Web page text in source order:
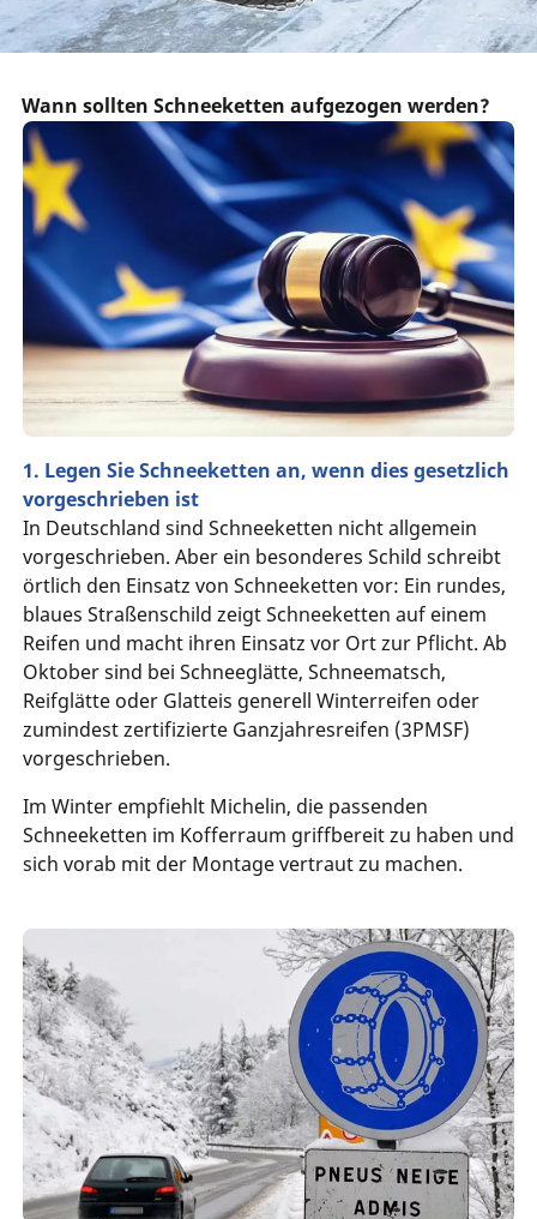
Wann sollten Schneeketten aufgezogen werden?
1. Legen Sie Schneeketten an, wenn dies gesetzlich
vorgeschrieben ist
In Deutschland sind Schneeketten nicht allgemein
vorgeschrieben. Aber ein besonderes Schild schreibt
örtlich den Einsatz von Schneeketten vor: Ein rundes,
blaues Straßenschild zeigt Schneeketten auf einem
Reifen und macht ihren Einsatz vor Ort zur Pflicht. Ab
Oktober sind bei Schneeglätte, Schneematsch,
Reifglätte oder Glatteis generell Winterreifen oder
zumindest zertifizierte Ganzjahresreifen (3PMSF)
vorgeschrieben.
Im Winter empfiehlt Michelin, die passenden
Schneeketten im Kofferraum griffbereit zu haben und
sich vorab mit der Montage vertraut zu machen.